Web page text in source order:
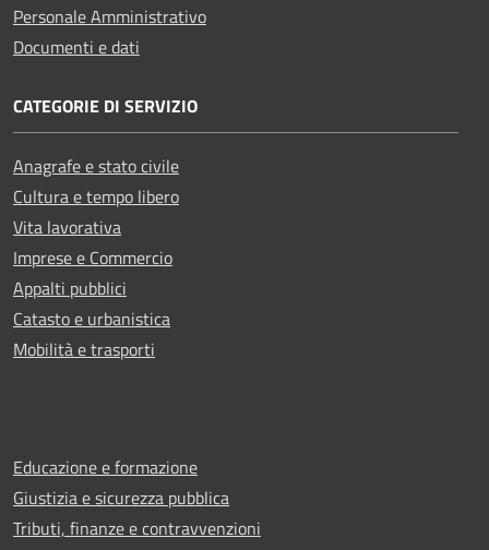
Personale Amministrativo
Documenti e dati
CATEGORIE DI SERVIZIO
Anagrafe e stato civile
Cultura e tempo libero
Vita lavorativa
Imprese e Commercio
Appalti pubblici
Catasto e urbanistica
Mobilità e trasporti
Educazione e formazione
Giustizia e sicurezza pubblica
Tributi, finanze e contravvenzioni